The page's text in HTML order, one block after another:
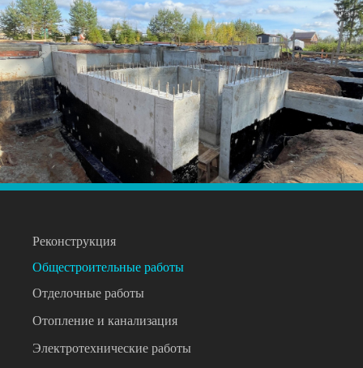
Реконструкция
Общестроительные работы
Отделочные работы
Отопление и канализация
Электротехнические работы